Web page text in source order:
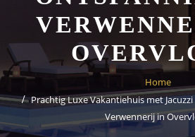
Home
Prachtig Luxe Vakantiehuis met
Verwennerij in